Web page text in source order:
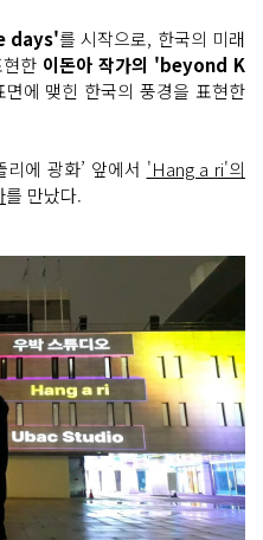
days'를 시작으로, 한국의 미래
한 이돈아 작가의 'beyond K
면에 맺힌 한국의 풍경을 표현한
에 광화’ 앞에서 'Hang a ri'의
를 만났다.